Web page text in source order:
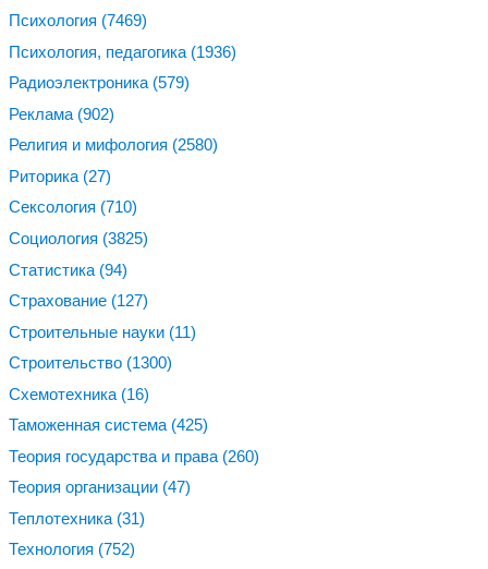
Психология (7469)
Психология, педагогика (1936)
Радиоэлектроника (579)
Реклама (902)
Религия и мифология (2580)
Риторика (27)
Сексология (710)
Социология (3825)
Статистика (94)
Страхование (127)
Строительные науки (11)
Строительство (1300)
Схемотехника (16)
Таможенная система (425)
Теория государства и права (260)
Теория организации (47)
Теплотехника (31)
Технология (752)